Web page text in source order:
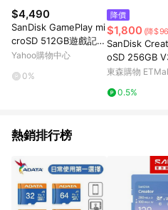
8. LINE購物為購物資訊整合性平台，
如顯示之商品規格、顏色、價位、贈
頁不符，以銷售網頁標示為準。 9. 若
日期+180天以內至LINE購物客服洽
行申訴，恕無法贈點回饋。 10. 部分
用，或不適用於無回饋商品。各點數
請依點數紅包頁面規則為準。
$4,490
SanDisk GamePlay mi
croSD 512GB遊戲記憶
卡【愛買】
Yahoo購物中心
0%
降價
$1,800 (降
SanDisk
oSD 256GB
A2記憶卡 (含
東森購物
0.5%
熱銷排行榜